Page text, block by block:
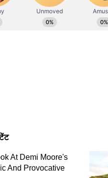
की आवश्यकताओं के कारण
कार्यालय के लिए भूमि
विशेष रूप से एक
आवंटन दूसरों को भी किए